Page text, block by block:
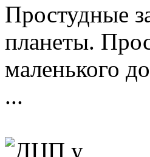
Простудные
планеты.
маленького
...